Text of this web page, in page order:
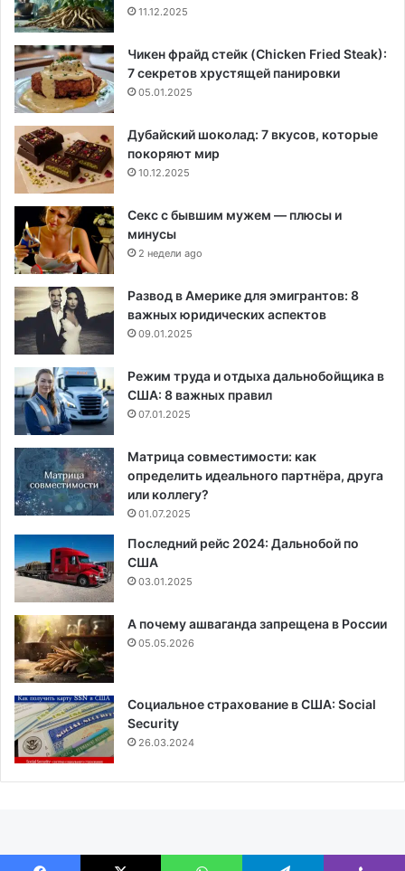
11.12.2025
Чикен фрайд стейк (Chicken Fried Steak):
7 секретов хрустящей панировки
05.01.2025
Дубайский шоколад: 7 вкусов, которые
покоряют мир
10.12.2025
Секс с бывшим мужем — плюсы и
минусы
2 недели ago
Развод в Америке для эмигрантов: 8
важных юридических аспектов
09.01.2025
Режим труда и отдыха дальнобойщика в
США: 8 важных правил
07.01.2025
Матрица совместимости: как
определить идеального партнёра, друга
или коллегу?
01.07.2025
Последний рейс 2024: Дальнобой по
США
03.01.2025
А почему ашваганда запрещена в России
05.05.2026
Социальное страхование в США: Social
Security
26.03.2024